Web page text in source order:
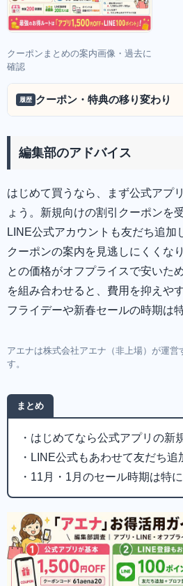
クーポンまとめの案内画像・過去に
確認
履歴 クーポン・特典の移り変わり
編集部のアドバイス
はじめて買うなら、まず公式アプ
ょう。新規向けの割引クーポンを
LINE公式アカウントも友だち追加
クーポンの案内を見逃しにくくな
との価格がオフプライスで安いた
を組み合わせると、費用を抑えや
フライデーや新春セールの時期は
アエナは株式会社アエナ（非上場）が運
す。
まとめ
・はじめてなら公式アプリの新
・LINE公式もあわせて友だち追
・11月・1月のセール時期は特